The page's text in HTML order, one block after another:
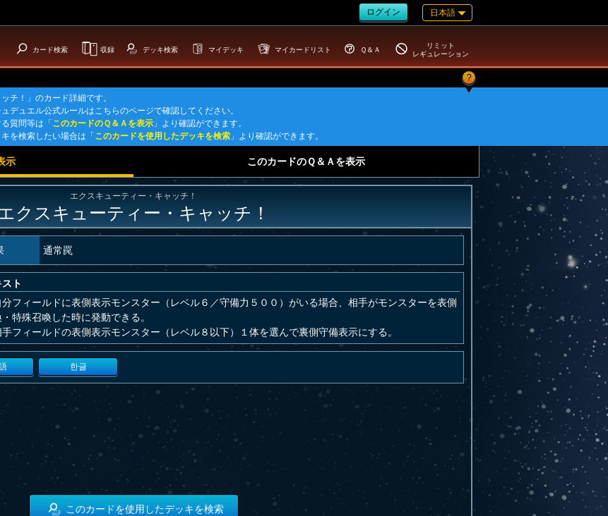
ログイン 日本語
カード検索 収録 デッキ検索 マイデッキ マイカードリスト Ｑ＆Ａ
リミット
レギュレーション
?
チ！」のカード詳細です。
デュエル公式ルールはこちらのページで確認してください。
質問等は「 このカードのＱ＆Ａを表示 」より確認ができます。
を検索したい場合は「 このカードを使用したデッキを検索 」より確認ができます。
示 このカードのＱ＆Ａを表示
エクスキューティー・キャッチ！
クスキューティー・キャッチ！
通常罠
ト
分フィールドに表側表示モンスター（レベル６／守備力５００）がいる場合、相手がモンスターを表側
特殊召喚した時に発動できる。
手フィールドの表側表示モンスター（レベル８以下）１体を選んで裏側守備表示にする。
한글
このカードを使用したデッキを検索